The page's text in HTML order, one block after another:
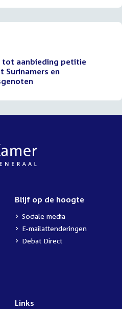
tot aanbieding petitie
Surinamers en
Blijf op de hoogte
Sociale media
E-mailattenderingen
Debat Direct
Links